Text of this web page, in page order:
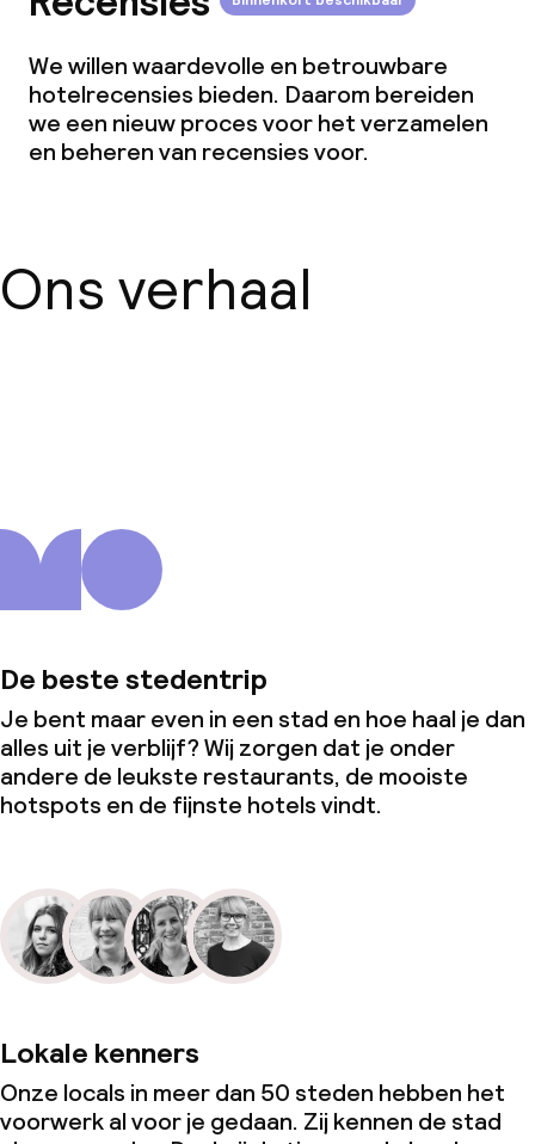
We willen waardevolle en betrouwbare
hotelrecensies bieden. Daarom bereiden
we een nieuw proces voor het verzamelen
en beheren van recensies voor.
Ons verhaal
De beste stedentrip
Je bent maar even in een stad en hoe haal je dan
alles uit je verblijf? Wij zorgen dat je onder
andere de leukste restaurants, de mooiste
hotspots en de fijnste hotels vindt.
Lokale kenners
Onze locals in meer dan 50 steden hebben het
voorwerk al voor je gedaan. Zij kennen de stad